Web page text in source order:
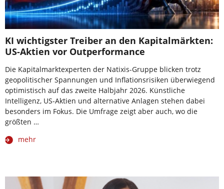
KI wichtigster Treiber an den Kapitalmärkten:
US-Aktien vor Outperformance
Die Kapitalmarktexperten der Natixis-Gruppe blicken trotz
geopolitischer Spannungen und Inflationsrisiken überwiegend
optimistisch auf das zweite Halbjahr 2026. Künstliche
Intelligenz, US-Aktien und alternative Anlagen stehen dabei
besonders im Fokus. Die Umfrage zeigt aber auch, wo die
größten …
mehr